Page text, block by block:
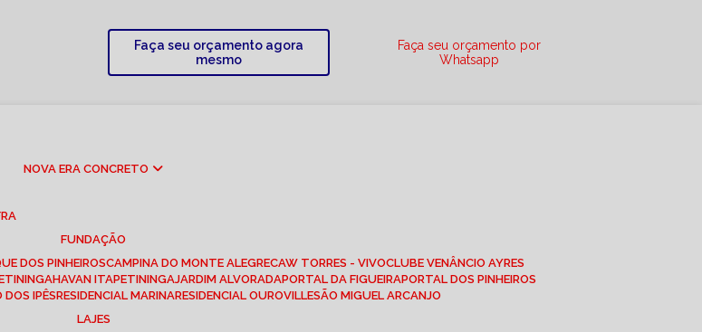
Faça seu orçamento agora
mesmo
Faça seu orçamento por
Whatsapp
NOVA ERA CONCRETO
FUNDAÇÃO
DOS PINHEIROS CAMPINA DO MONTE ALEGRE CAW TORRES - VIVO CLUBE VENÂNCIO AYRES
HAVAN ITAPETININGA JARDIM ALVORADA PORTAL DA FIGUEIRA PORTAL DOS PINHEIROS
DOS IPÊS RESIDENCIAL MARINA RESIDENCIAL OUROVILLE SÃO MIGUEL ARCANJO
LAJES